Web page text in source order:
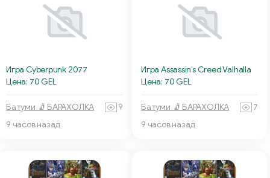
Игра Cyberpunk 2077
Цена: 70 GEL
Батуми 🧦 БАРАХОЛКА
9
9 часов назад
Игра Assassin’s Creed Valhalla
Цена: 70 GEL
Батуми 🧦 БАРАХОЛКА
7
9 часов назад